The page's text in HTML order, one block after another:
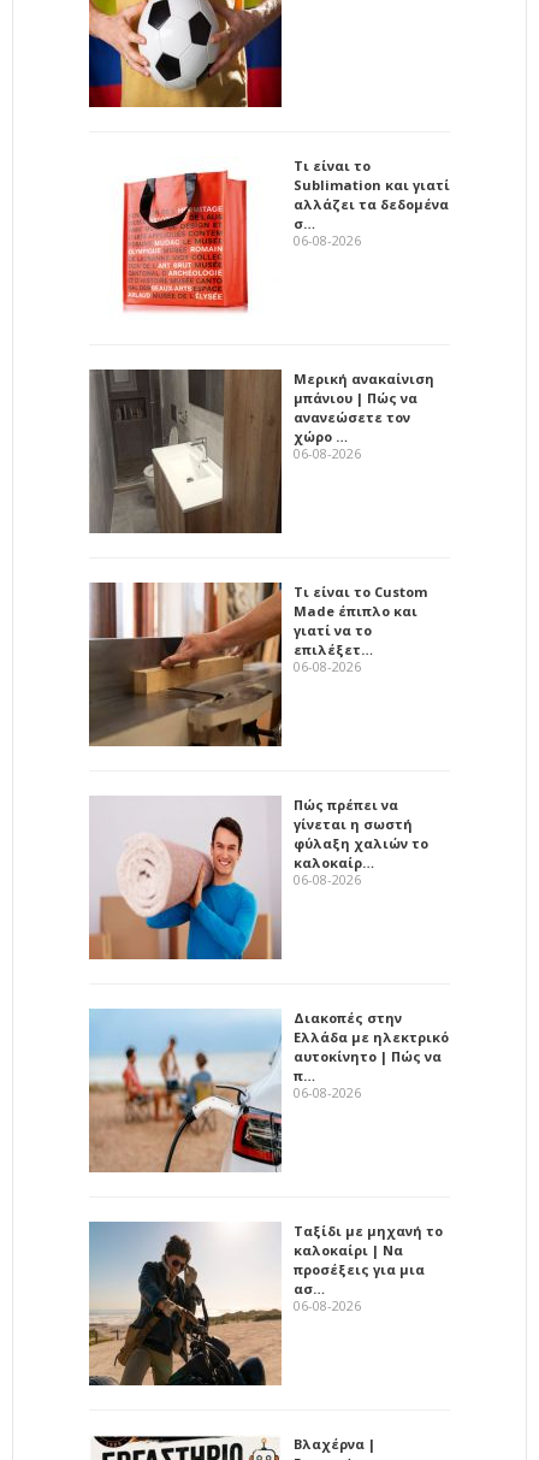
Τι είναι το
Sublimation και γιατί
αλλάζει τα δεδομένα
σ…
06-08-2026
Μερική ανακαίνιση
μπάνιου | Πώς να
ανανεώσετε τον
χώρο …
06-08-2026
Τι είναι το Custom
Made έπιπλο και
γιατί να το
επιλέξετ…
06-08-2026
Πώς πρέπει να
γίνεται η σωστή
φύλαξη χαλιών το
καλοκαίρ…
06-08-2026
Διακοπές στην
Ελλάδα με ηλεκτρικό
αυτοκίνητο | Πώς να
π…
06-08-2026
Ταξίδι με μηχανή το
καλοκαίρι | Να
προσέξεις για μια
ασ…
06-08-2026
Βλαχέρνα |